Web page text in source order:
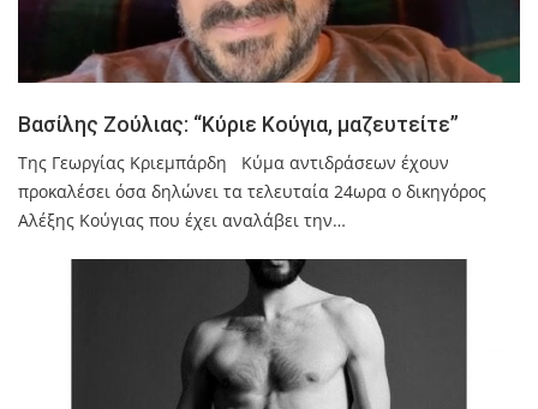
Βασίλης Ζούλιας: “Κύριε Κούγια, μαζευτείτε”
Της Γεωργίας Κριεμπάρδη Κύμα αντιδράσεων έχουν
προκαλέσει όσα δηλώνει τα τελευταία 24ωρα ο δικηγόρος
Αλέξης Κούγιας που έχει αναλάβει την…